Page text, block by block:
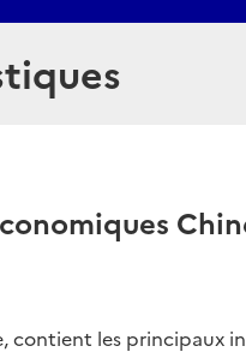
les principaux